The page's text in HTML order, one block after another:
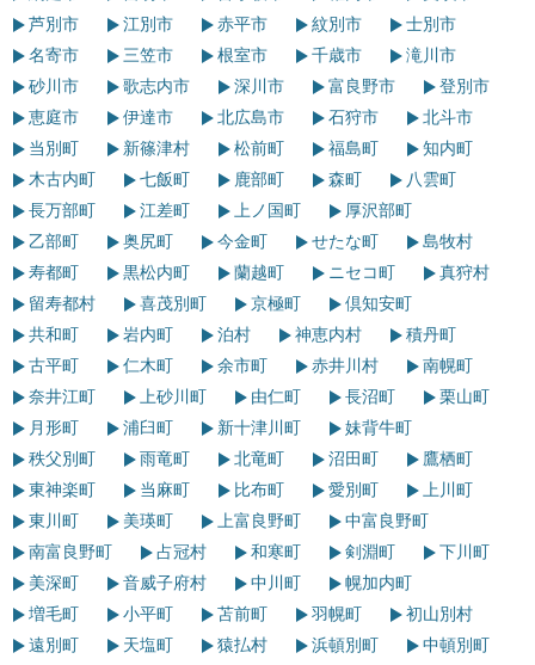
芦別市
江別市 赤平市 紋別市
士別市
名寄市
三笠市 根室市 千歳市
滝川市
砂川市
歌志内市 深川市 富良野市
登別市
恵庭市
伊達市 北広島市 石狩市
北斗市
当別町
新篠津村 松前町 福島町
知内町
木古内町
七飯町 鹿部町 森町
八雲町
長万部町
江差町 上ノ国町
厚沢部町
乙部町
奥尻町 今金町 せたな町
島牧村
寿都町
黒松内町 蘭越町 ニセコ町
真狩村
留寿都村
喜茂別町 京極町
倶知安町
共和町
岩内町 泊村 神恵内村
積丹町
古平町
仁木町 余市町 赤井川村
南幌町
奈井江町
上砂川町 由仁町 長沼町
栗山町
月形町
浦臼町 新十津川町
妹背牛町
秩父別町
雨竜町 北竜町 沼田町
鷹栖町
東神楽町
当麻町 比布町 愛別町
上川町
東川町
美瑛町 上富良野町
中富良野町
南富良野町
占冠村 和寒町 剣淵町
下川町
美深町
音威子府村 中川町
幌加内町
増毛町
小平町 苫前町 羽幌町
初山別村
遠別町
天塩町 猿払村 浜頓別町
中頓別町